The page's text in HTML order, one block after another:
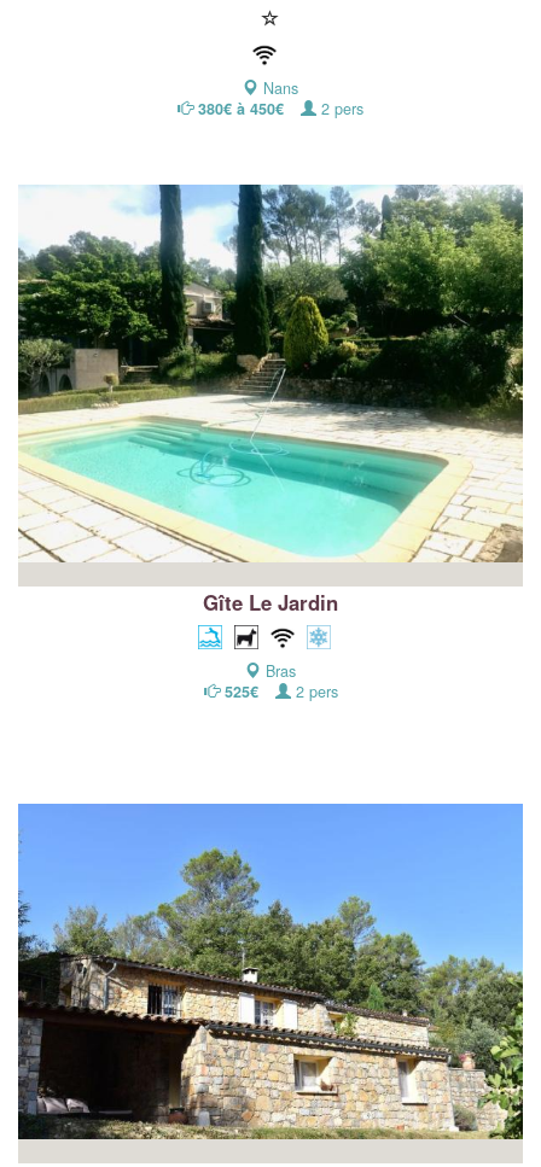
Nans
380€ à 450€
2 pers
Gîte Le Jardin
Bras
525€
2 pers